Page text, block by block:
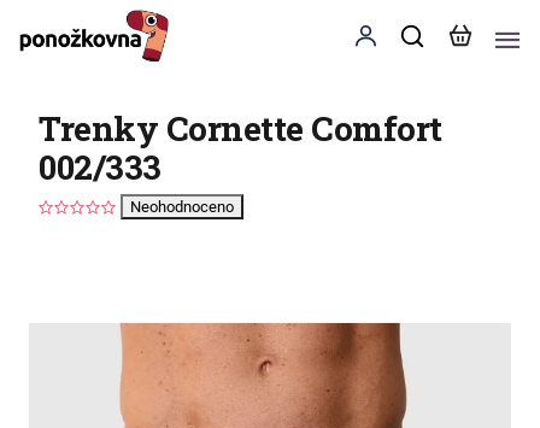
Trenky Cornette Comfort
002/333
Neohodnoceno